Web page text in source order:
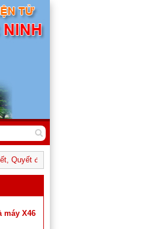
Quyết định của Trung ương và địa
máy X46